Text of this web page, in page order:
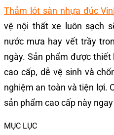
Thảm lót sàn nhựa đúc
vệ nội thất xe luôn sạch
nước mưa hay vết trầy
ngày. Sản phẩm được
cao cấp, dễ vệ sinh và
nghiệm an toàn và tiện lợi.
sản phẩm cao cấp này
MỤC LỤC